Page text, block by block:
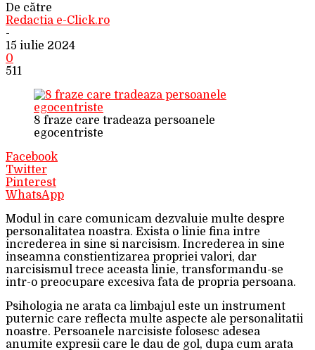
De către
Redactia e-Click.ro
-
15 iulie 2024
0
511
8 fraze care tradeaza persoanele
egocentriste
Facebook
Twitter
Pinterest
WhatsApp
Modul in care comunicam dezvaluie multe despre
personalitatea noastra. Exista o linie fina intre
increderea in sine si narcisism. Increderea in sine
inseamna constientizarea propriei valori, dar
narcisismul trece aceasta linie, transformandu-se
intr-o preocupare excesiva fata de propria persoana.
Psihologia ne arata ca limbajul este un instrument
puternic care reflecta multe aspecte ale personalitatii
noastre. Persoanele narcisiste folosesc adesea
anumite expresii care le dau de gol, dupa cum arata